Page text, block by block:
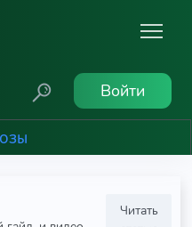
Войти
Читать